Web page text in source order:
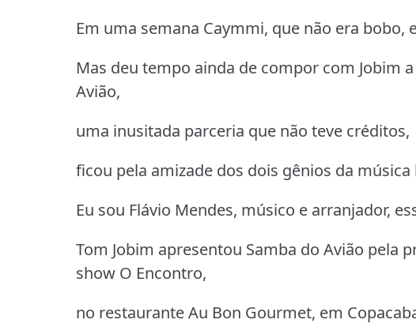
Em uma semana Caymmi, que não era bobo,
Mas deu tempo ainda de compor com Jobim
Avião,
uma inusitada parceria que não teve créditos,
ficou pela amizade dos dois gênios da música
Eu sou Flávio Mendes, músico e arranjador,
Tom Jobim apresentou Samba do Avião pela
show O Encontro,
no restaurante Au Bon Gourmet, em